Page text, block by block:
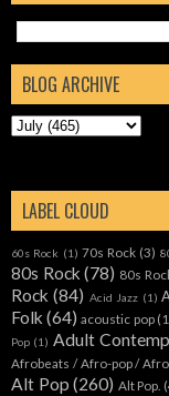
BLOG ARCHIVE
LABEL CLOUD
60s Rock (1) 70s Rock (3)
80s Rock (78) 80s
Rock (84) Acid Jazz (1)
Folk (64) acoustic pop
Pop (1) Adult
Afrobeats / Afro-pop /
Alt Pop (260) Alt Pop.